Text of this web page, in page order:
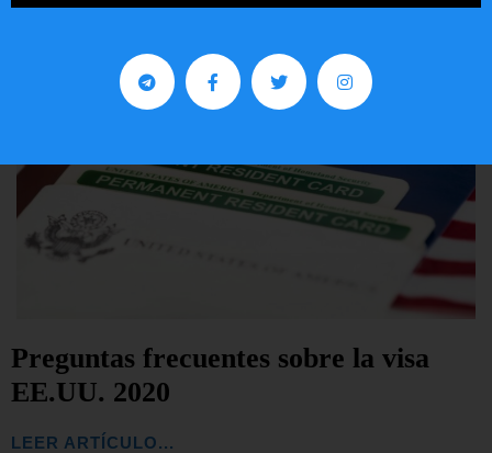
Preguntas frecuentes sobre la visa
EE.UU. 2020
LEER ARTÍCULO...